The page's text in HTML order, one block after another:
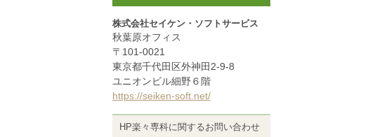
株式会社セイケン・ソフトサービス
秋葉原オフィス
〒101-0021
東京都千代田区外神田2-9-8
ユニオンビル細野６階
https://seiken-soft.net/
HP楽々専科に関するお問い合わせ